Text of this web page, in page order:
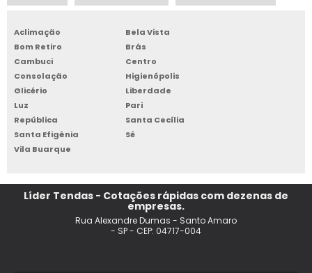
Aclimação
Bela Vista
Bom Retiro
Brás
Cambuci
Centro
Consolação
Higienópolis
Glicério
Liberdade
Luz
Pari
República
Santa Cecília
Santa Efigênia
Sé
Vila Buarque
Líder Tendas - Cotações rápidas com dezenas de
empresas.
Rua Alexandre Dumas - Santo Amaro
- SP - CEP: 04717-004